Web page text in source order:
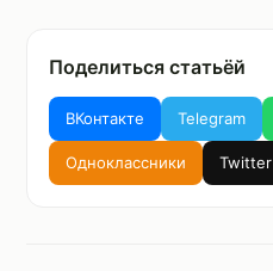
Поделиться статьёй
ВКонтакте Telegram
Одноклассники Twitter